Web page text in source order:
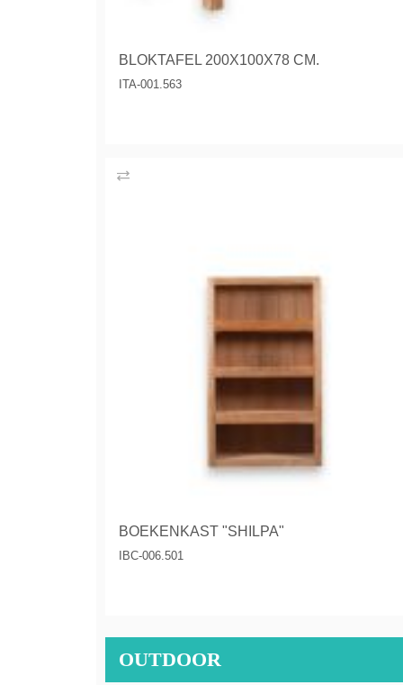
BLOKTAFEL 200X100X78 CM.
ITA-001.563
BOEKENKAST "SHILPA"
IBC-006.501
OUTDOOR